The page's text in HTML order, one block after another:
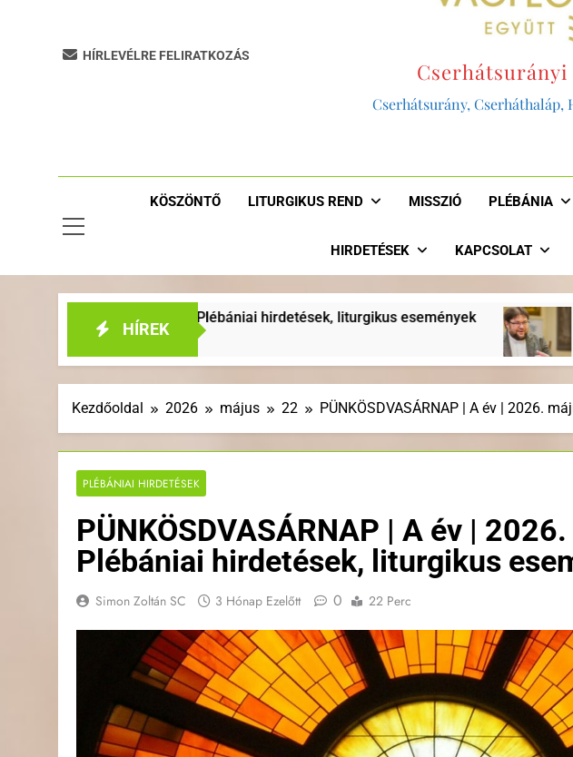
Cserhátsurányi
Cserhátsurány, Cserháthaláp,
HÍRLEVÉLRE FELIRATKOZÁS
KÖSZÖNTŐ LITURGIKUS REND MISSZIÓ PLÉBÁNIA
HIRDETÉSEK KAPCSOLAT
HÍREK
liturgikus események “AKKOR LENNÉNK HITELESEK, HA
Kezdőoldal 2026 május 22 PÜNKÖSDVASÁRNAP | A év | 2026.
PLÉBÁNIAI HIRDETÉSEK
PÜNKÖSDVASÁRNAP | A év |
Plébániai hirdetések, liturgikus
Simon Zoltán SC 3 Hónap Ezelőtt 0 22 Perc